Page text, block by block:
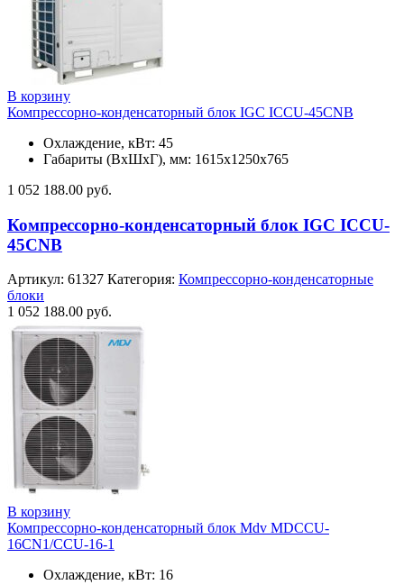
В корзину
Компрессорно-конденсаторный блок IGC ICCU-45CNB
Охлаждение, кВт: 45
Габариты (ВхШхГ), мм: 1615x1250x765
1 052 188.00 руб.
Компрессорно-конденсаторный блок IGC ICCU-
45CNB
Артикул: 61327 Категория: Компрессорно-конденсаторные
блоки
1 052 188.00 руб.
В корзину
Компрессорно-конденсаторный блок Mdv MDCCU-
16CN1/CCU-16-1
Охлаждение, кВт: 16